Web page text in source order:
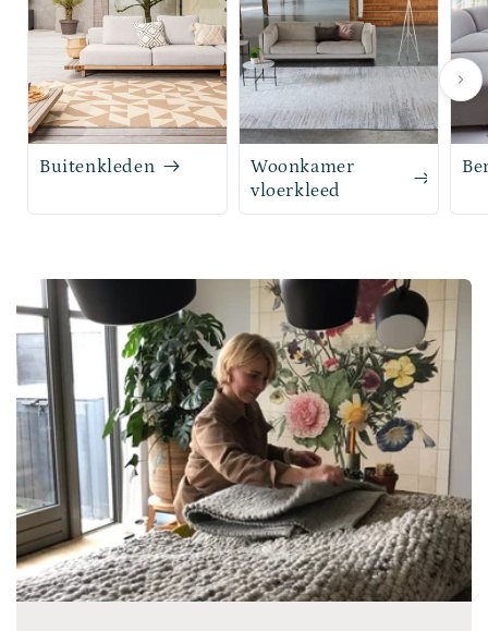
Buitenkleden
Woonkamer
vloerkleed